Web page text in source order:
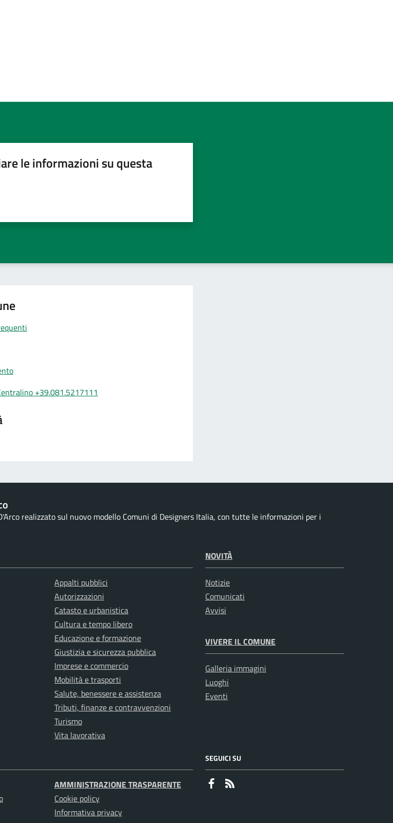
le informazioni su questa
+39.081.5217111
realizzato sul nuovo modello Comuni di Designers Italia, con tutte le informazioni per i
Appalti pubblici
Autorizzazioni
Catasto e urbanistica
Cultura e tempo libero
Educazione e formazione
Giustizia e sicurezza pubblica
Imprese e commercio
Mobilità e trasporti
Salute, benessere e assistenza
Tributi, finanze e contravvenzioni
Turismo
Vita lavorativa
NOVITÀ
Notizie
Comunicati
Avvisi
VIVERE IL COMUNE
Galleria immagini
Luoghi
Eventi
AMMINISTRAZIONE TRASPARENTE
Cookie policy
Informativa privacy
SEGUICI SU
Faceboook